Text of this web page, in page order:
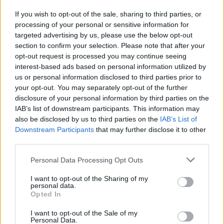
If you wish to opt-out of the sale, sharing to third parties, or
processing of your personal or sensitive information for
targeted advertising by us, please use the below opt-out
section to confirm your selection. Please note that after your
opt-out request is processed you may continue seeing
interest-based ads based on personal information utilized by
us or personal information disclosed to third parties prior to
your opt-out. You may separately opt-out of the further
disclosure of your personal information by third parties on the
IAB’s list of downstream participants. This information may
also be disclosed by us to third parties on the IAB’s List of
Downstream Participants that may further disclose it to other
Please note that this website/app uses one or more Google
not limited to your visit or usage behaviour. You may click to
grant or deny consent to Google and its third-party tags to
use your data for below specified purposes in below Google
consent section.
Personal Data Processing Opt Outs
I want to opt-out of the Sharing of my
personal data.
Opted In
I want to opt-out of the Sale of my
Personal Data.
holdnyi méretű ellenséggel szemben ők is
tehetetlenek. A Föld pusztulása után az
agysebészettel átalakított Közvetítőkre vár, hogy
megmentsék az emberi és a többi…